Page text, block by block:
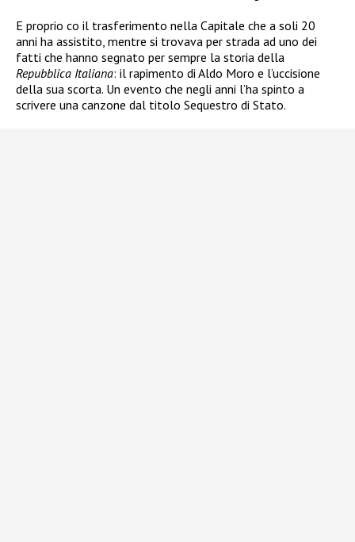
E proprio co il trasferimento nella Capitale che a soli 20
anni ha assistito, mentre si trovava per strada ad uno dei
fatti che hanno segnato per sempre la storia della
Repubblica Italiana: il rapimento di Aldo Moro e l’uccisione
della sua scorta. Un evento che negli anni l’ha spinto a
scrivere una canzone dal titolo Sequestro di Stato.